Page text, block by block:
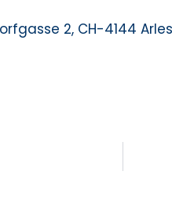
2, CH-4144